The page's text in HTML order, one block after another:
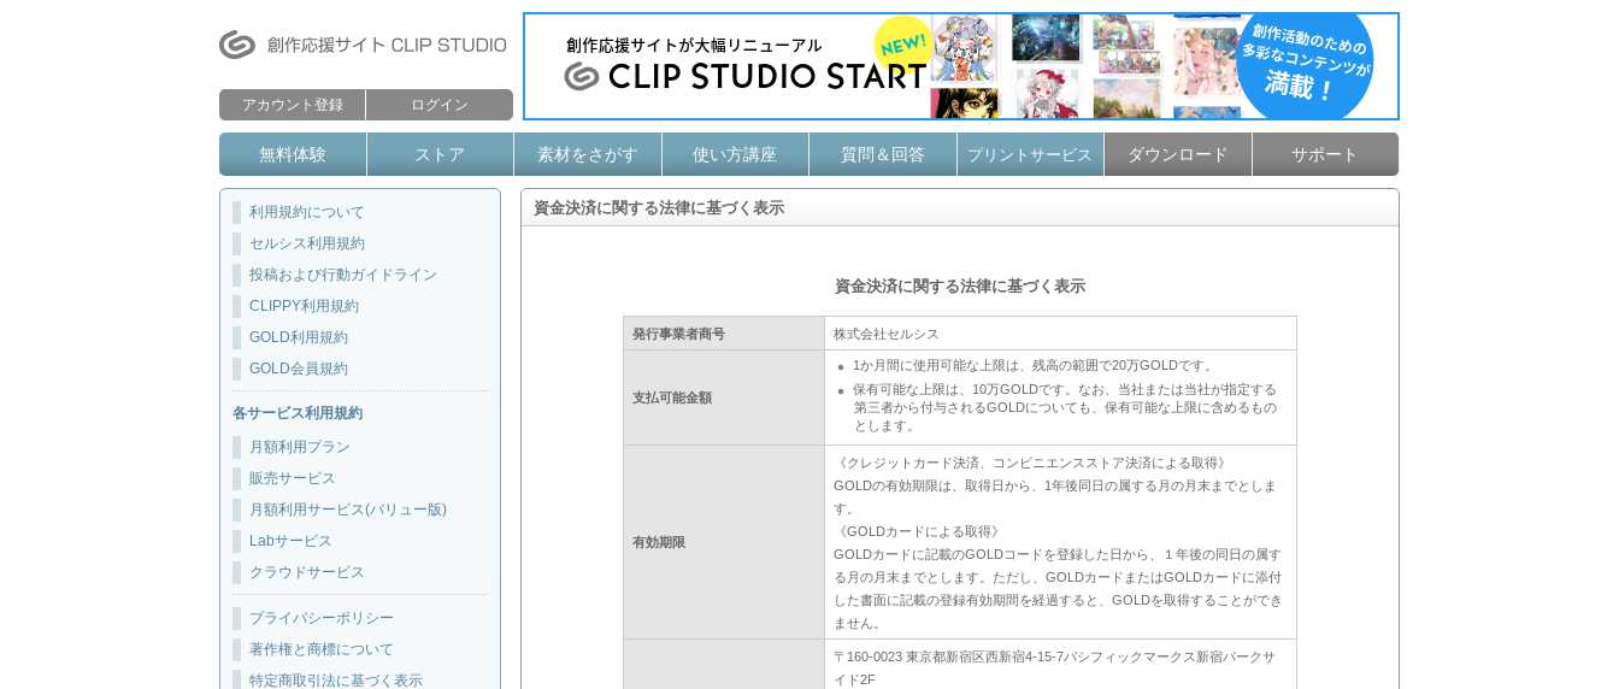
アカウント登録 ログイン
無料体験 ストア 素材をさがす 使い方講座 質問＆回答 プリントサービス ダウンロード サポート
利用規約について
セルシス利用規約
投稿および行動ガイドライン
CLIPPY利用規約
GOLD利用規約
GOLD会員規約
各サービス利用規約
月額利用プラン
販売サービス
月額利用サービス(バリュー版)
Labサービス
クラウドサービス
プライバシーポリシー
著作権と商標について
特定商取引法に基づく表示
資金決済に関する法律に基づく表示
資金決済に関する法律に基づく表示
発行事業者商号 株式会社セルシス
支払可能金額
1か月間に使用可能な上限は、残高の範囲で20万GOLDです。
保有可能な上限は、10万GOLDです。なお、当社または当社が指定する
第三者から付与されるGOLDについても、保有可能な上限に含めるもの
とします。
有効期限
《クレジットカード決済、コンビニエンスストア決済による取得》
GOLDの有効期限は、取得日から、1年後同日の属する月の月末までとしま
す。
《GOLDカードによる取得》
GOLDカードに記載のGOLDコードを登録した日から、１年後の同日の属す
る月の月末までとします。ただし、GOLDカードまたはGOLDカードに添付
した書面に記載の登録有効期間を経過すると、GOLDを取得することができ
ません。
〒160-0023 東京都新宿区西新宿4-15-7パシフィックマークス新宿パークサ
イド2F